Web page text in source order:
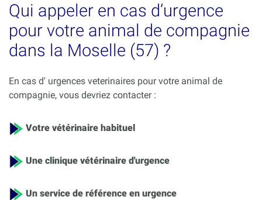
Qui appeler en cas d’urgence
pour votre animal de compagnie
dans la Moselle (57) ?
En cas d' urgences veterinaires pour votre animal de
compagnie, vous devriez contacter :
Votre vétérinaire habituel
Une clinique vétérinaire d'urgence
Un service de référence en urgence